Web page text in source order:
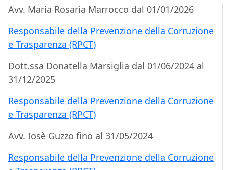
Avv. Maria Rosaria Marrocco dal 01/01/2026
Responsabile della Prevenzione della Corruzione
e Trasparenza (RPCT)
Dott.ssa Donatella Marsiglia dal 01/06/2024 al
31/12/2025
Responsabile della Prevenzione della Corruzione
e Trasparenza (RPCT)
Avv. Iosè Guzzo fino al 31/05/2024
Responsabile della Prevenzione della Corruzione